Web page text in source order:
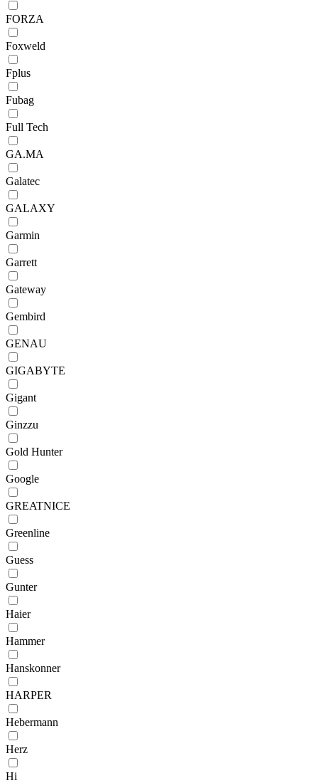
FORZA
Foxweld
Fplus
Fubag
Full Tech
GA.MA
Galatec
GALAXY
Garmin
Garrett
Gateway
Gembird
GENAU
GIGABYTE
Gigant
Ginzzu
Gold Hunter
Google
GREATNICE
Greenline
Guess
Gunter
Haier
Hammer
Hanskonner
HARPER
Hebermann
Herz
Hi